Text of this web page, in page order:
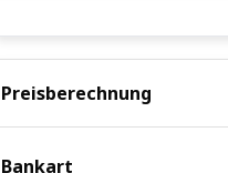
Preisberechnung
Bankart